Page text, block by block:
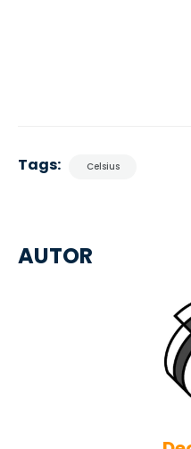
AUTOR
Tags: Celsius